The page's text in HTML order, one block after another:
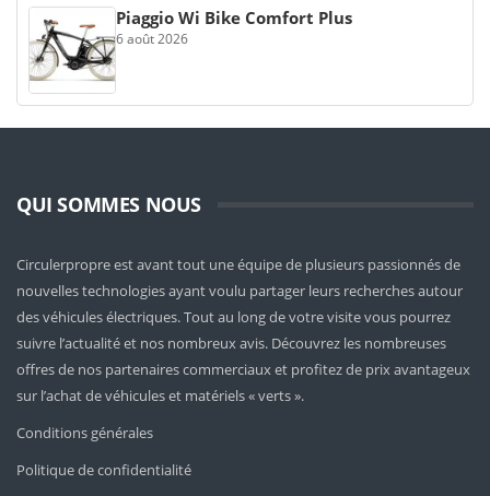
Piaggio Wi Bike Comfort Plus
6 août 2026
QUI SOMMES NOUS
Circulerpropre est avant tout une équipe de plusieurs passionnés de
nouvelles technologies ayant voulu partager leurs recherches autour
des véhicules électriques. Tout au long de votre visite vous pourrez
suivre l’actualité et nos nombreux avis. Découvrez les nombreuses
offres de nos partenaires commerciaux et profitez de prix avantageux
sur l’achat de véhicules et matériels « verts ».
Conditions générales
Politique de confidentialité